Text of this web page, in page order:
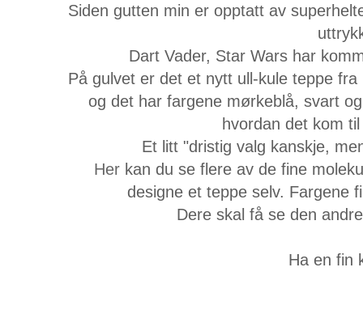
Siden gutten min er opptatt av
Dart Vader, Star Wars har
På gulvet er det et nytt ull-kule teppe
og det har fargene mørkeblå, svart
hvordan det kom
Et litt "dristig valg kanskje,
Her kan du se flere av de fine
designe et teppe selv. Fargene
Dere skal få se den
Ha en fin